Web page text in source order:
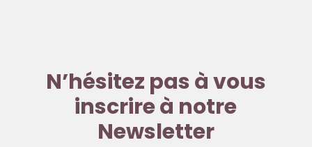
N’hésitez pas à vous
inscrire à notre
Newsletter